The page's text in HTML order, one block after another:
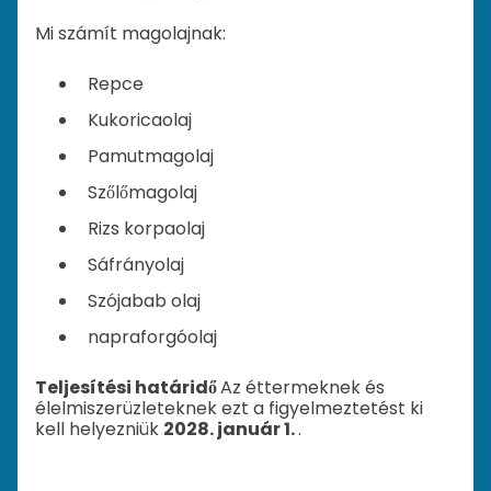
Mi számít magolajnak:
Repce
Kukoricaolaj
Pamutmagolaj
Szőlőmagolaj
Rizs korpaolaj
Sáfrányolaj
Szójabab olaj
napraforgóolaj
Teljesítési határidőAz éttermeknek és
élelmiszerüzleteknek ezt a figyelmeztetést ki
kell helyezniük 2028. január 1..